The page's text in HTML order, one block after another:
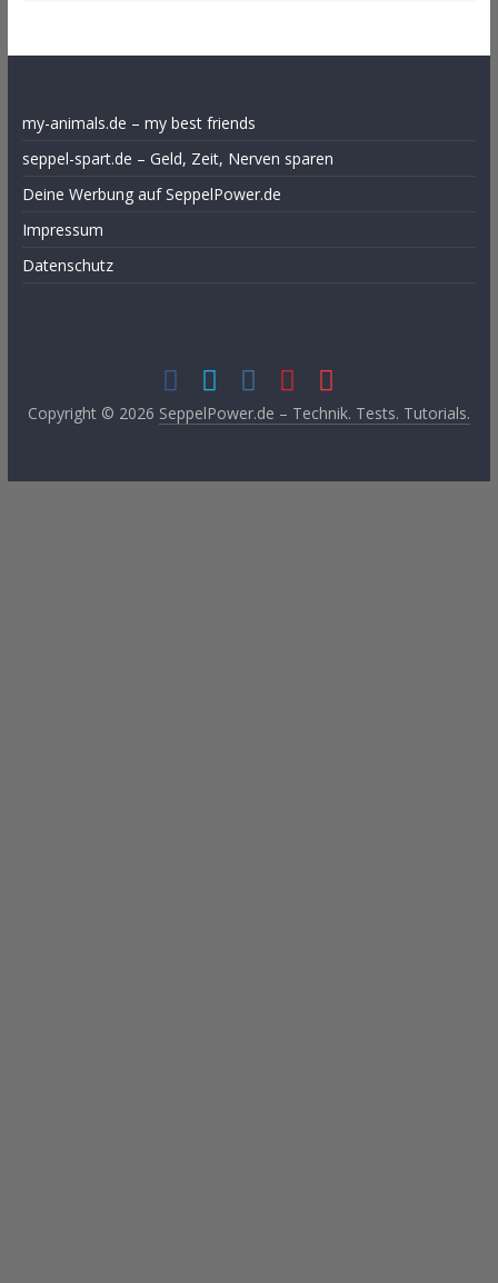
my-animals.de – my best friends
seppel-spart.de – Geld, Zeit, Nerven sparen
Deine Werbung auf SeppelPower.de
Impressum
Datenschutz
Copyright © 2026 SeppelPower.de – Technik. Tests. Tutorials.